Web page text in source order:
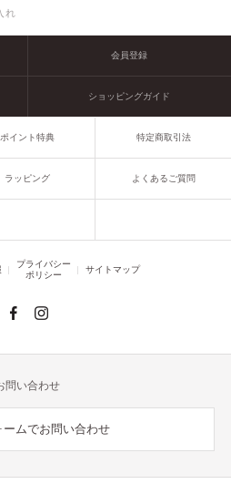
れ
会員登録
ショッピングガイド
ポイント特典 特定商取引法
ラッピング よくあるご質問
プライバシー
ポリシー
サイトマップ
問い合わせ
ムでお問い合わせ